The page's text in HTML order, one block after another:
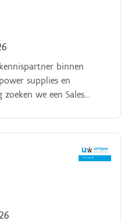
binnen
supplies en
we een Sales
binnen onder andere
machinebouw en e